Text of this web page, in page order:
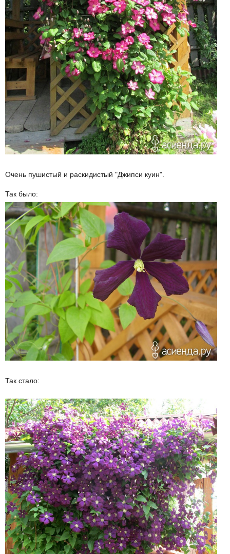
Очень пушистый и раскидистый "Джипси куин".
Так было:
Так стало: